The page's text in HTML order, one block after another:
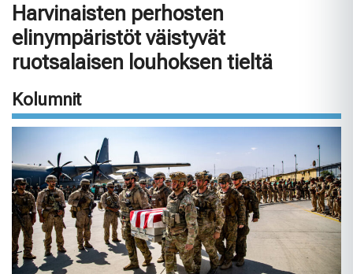
Harvinaisten perhosten
elinympäristöt väistyvät
ruotsalaisen louhoksen tieltä
Kolumnit